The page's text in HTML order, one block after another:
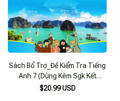
Sách Bổ Trợ_Đề Kiểm Tra Tiếng
Anh 7 (Dùng Kèm Sgk Kết
Nối)_Ha
$20.99 USD